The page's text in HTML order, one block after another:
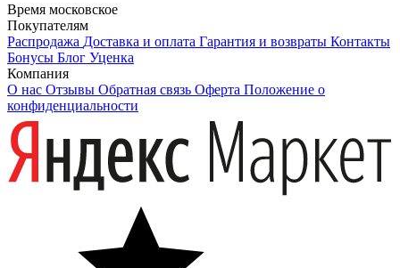
Время московское
Покупателям
Распродажа Доставка и оплата Гарантия и возвраты Контакты
Бонусы Блог Уценка
Компания
О нас Отзывы Обратная связь Оферта Положение о
конфиденциальности